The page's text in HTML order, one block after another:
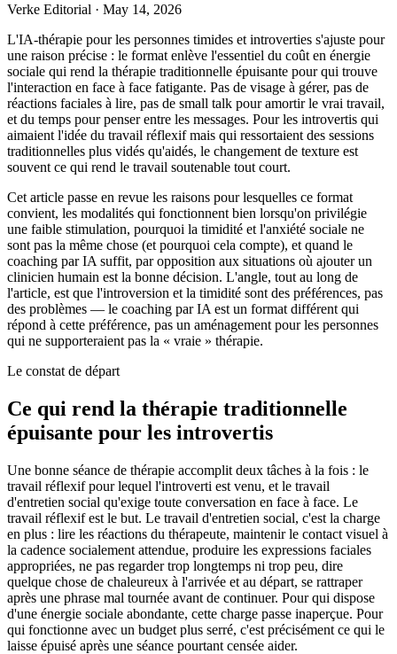
Verke Editorial · May 14, 2026
L'IA-thérapie pour les personnes timides et introverties s'ajuste pour
une raison précise : le format enlève l'essentiel du coût en énergie
sociale qui rend la thérapie traditionnelle épuisante pour qui trouve
l'interaction en face à face fatigante. Pas de visage à gérer, pas de
réactions faciales à lire, pas de small talk pour amortir le vrai travail,
et du temps pour penser entre les messages. Pour les introvertis qui
aimaient l'idée du travail réflexif mais qui ressortaient des sessions
traditionnelles plus vidés qu'aidés, le changement de texture est
souvent ce qui rend le travail soutenable tout court.
Cet article passe en revue les raisons pour lesquelles ce format
convient, les modalités qui fonctionnent bien lorsqu'on privilégie
une faible stimulation, pourquoi la timidité et l'anxiété sociale ne
sont pas la même chose (et pourquoi cela compte), et quand le
coaching par IA suffit, par opposition aux situations où ajouter un
clinicien humain est la bonne décision. L'angle, tout au long de
l'article, est que l'introversion et la timidité sont des préférences, pas
des problèmes — le coaching par IA est un format différent qui
répond à cette préférence, pas un aménagement pour les personnes
qui ne supporteraient pas la « vraie » thérapie.
Le constat de départ
Ce qui rend la thérapie traditionnelle
épuisante pour les introvertis
Une bonne séance de thérapie accomplit deux tâches à la fois : le
travail réflexif pour lequel l'introverti est venu, et le travail
d'entretien social qu'exige toute conversation en face à face. Le
travail réflexif est le but. Le travail d'entretien social, c'est la charge
en plus : lire les réactions du thérapeute, maintenir le contact visuel à
la cadence socialement attendue, produire les expressions faciales
appropriées, ne pas regarder trop longtemps ni trop peu, dire
quelque chose de chaleureux à l'arrivée et au départ, se rattraper
après une phrase mal tournée avant de continuer. Pour qui dispose
d'une énergie sociale abondante, cette charge passe inaperçue. Pour
qui fonctionne avec un budget plus serré, c'est précisément ce qui le
laisse épuisé après une séance pourtant censée aider.